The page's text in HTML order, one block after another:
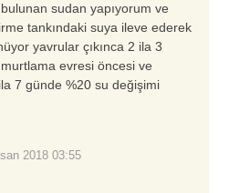
sudan yapıyorum ve
tankındaki suya ileve ederek
yavrular çıkınca 2 ila 3
evresi öncesi ve
7 günde %20 su değişimi
2018 03:55